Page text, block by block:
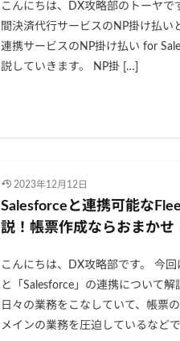
こんにちは、DX攻略部のトーヤで
間決済代行サービスのNP掛け払い
連携サービスのNP掛け払い for
説していきます。 NP掛 […]
2023年12月12日
Salesforceと連携可能な
説！帳票作成ならおまかせ
こんにちは、DX攻略部です。 今回
と「Salesforce」の連携について解
日々の業務をこなしていて、帳票
メインの業務を圧迫しているなど